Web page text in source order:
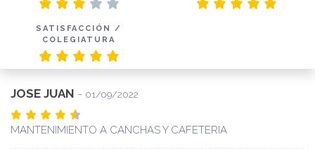
SATISFACCIÓN /
COLEGIATURA
JOSE JUAN - 01/09/2022
MANTENIMIENTO A CANCHAS Y CAFETERIA